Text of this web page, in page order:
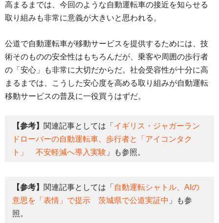
高まるまでは、今回のような自動運転車の接近を知らせる
取り組みも非常に意義が大きいと思われる。
公道で自動運転車が移動サービスを提供するためには、技
術そのものの安全性はもちろんだが、乗客や周囲の歩行者
の「安心」も非常に大切だからだ。社会受容性が十分に高
まるまでは、こうした安心度を高める取り組みが自動運転
移動サービスの普及に一役買うはずだ。
【参考】 関連記事としては「 イギリス・ジャガーラン
ドローバーの自動運転車、歩行者と「アイコンタク
ト」 不安軽減へ導入実験 」も参照。
【参考】 関連記事としては「 自動運転シャトル、AIの
意思を「表情」で提示 茨城県で公道実証中 」も参
照。